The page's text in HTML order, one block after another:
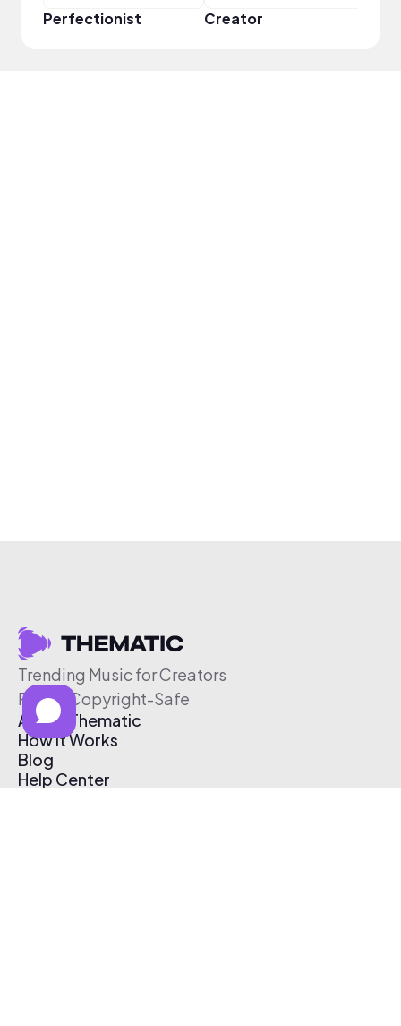
Perfectionist Creator
Trending Music for Creators
Free & Copyright-Safe
About Thematic
How It Works
Blog
Help Center